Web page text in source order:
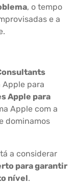
, o tempo
e a
para
Apple para
Apple com a
dominamos
a considerar
para garantir
nível.